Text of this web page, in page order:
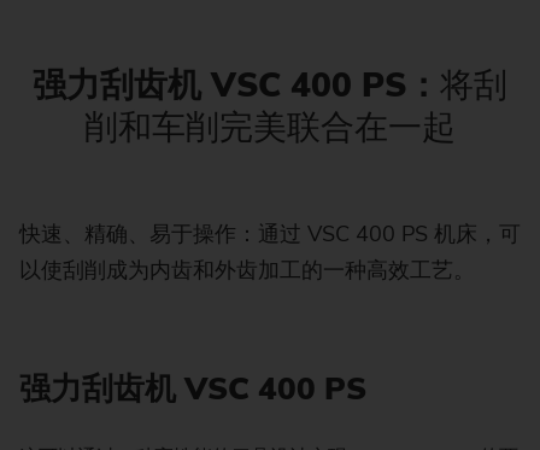
强力刮齿机 VSC 400 PS： 将刮
削和车削完美联合在一起
快速、精确、易于操作：通过 VSC 400 PS 机床，可
以使刮削成为内齿和外齿加工的一种高效工艺。
强力刮齿机 VSC 400 PS